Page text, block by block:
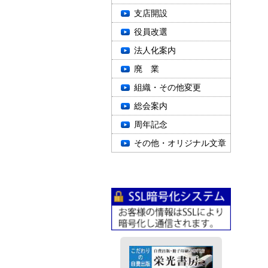
支店開設
役員改選
法人化案内
廃 業
組織・その他変更
総会案内
周年記念
その他・オリジナル文章